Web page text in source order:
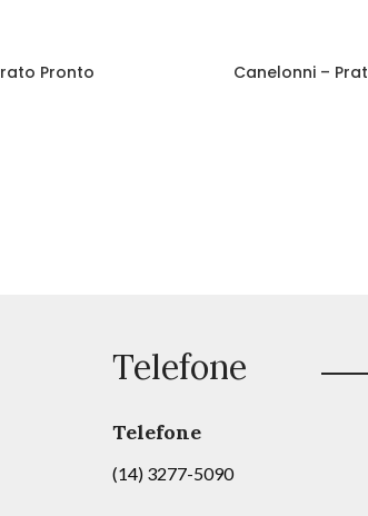
Pronto Canelonni –
Telefone
Telefone
(14) 3277-5090